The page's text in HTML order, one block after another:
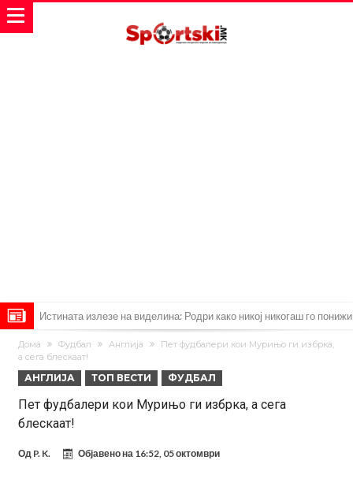
Истината излезе на виделина: Родри како никој никогаш го понижи
Реал, подобро да не доаѓа во Мадрид!
Пресврт во трансферот на Ромеро? Интер нема доволно
средства, Атлетико ја следи ситуацијата
ГОТОВО Е! Челси носи нов лев бек – трансфер вреден 21 милион
евра
Рафаел Леао со нова понуда од Турција
Тикет на денот (петок, 07.08.2026)
Фиренца во транс од Мастантоно
Дома Фудбал Англија
Пет фудбалери кои Мурињо ги избрка,
а сега блескаат!
АНГЛИЈА ТОП ВЕСТИ ФУДБАЛ
Пет фудбалери кои Мурињо ги избрка, а сега
блескаат!
Од P. K. Објавено на 16:52, 05 октомври